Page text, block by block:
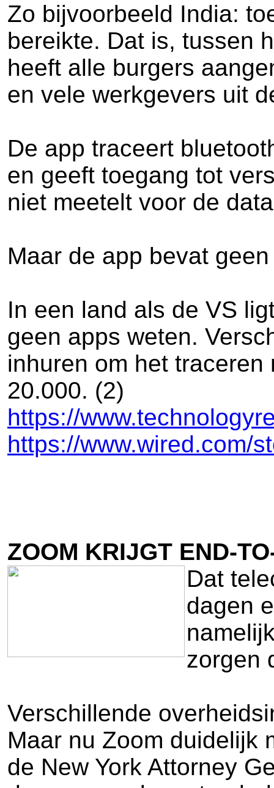
Zo bijvoorbeeld India:
bereikte. Dat is, tussen
heeft alle burgers
en vele werkgevers uit
De app traceert
en geeft toegang tot
niet meetelt voor de
Maar de app bevat
In een land als de VS
geen apps weten.
inhuren om het
20.000. (2)
https://
https://www.wired.com/
ZOOM KRIJGT END-
Dat
dagen
zorgen
Verschillende
Maar nu Zoom duidelijk
de New York Attorney